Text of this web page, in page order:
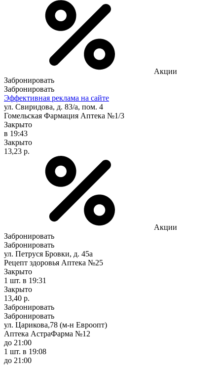
Акции
Забронировать
Забронировать
Эффективная реклама на сайте
ул. Свиридова, д. 83/а, пом. 4
Гомельская Фармация Аптека №1/3
Закрыто
в 19:43
Закрыто
13,23 р.
Акции
Забронировать
Забронировать
ул. Петруся Бровки, д. 45а
Рецепт здоровья Аптека №25
Закрыто
1 шт. в 19:31
Закрыто
13,40 р.
Забронировать
Забронировать
ул. Царикова,78 (м-н Евроопт)
Аптека АстраФарма №12
до 21:00
1 шт. в 19:08
до 21:00